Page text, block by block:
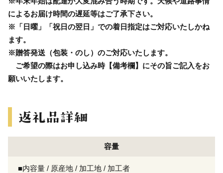
によるお届け時間の遅延等はご了承下さい。
※「日曜」「祝日の翌日」での着日指定はご対応いたしかね
ます。
※贈答発送（包装・のし）のご対応いたします。
ご希望の際はお申し込み時【備考欄】にその旨ご記入をお
願いいたします。
容量
■内容量 / 原産地 / 加工地 / 加工者